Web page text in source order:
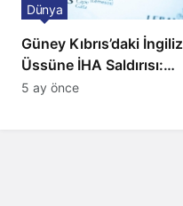
Güney Kıbrıs’daki İngiliz
Üssüne İHA Saldırısı:
Patlama, Sirenler ve
Dünya
5 ay önce